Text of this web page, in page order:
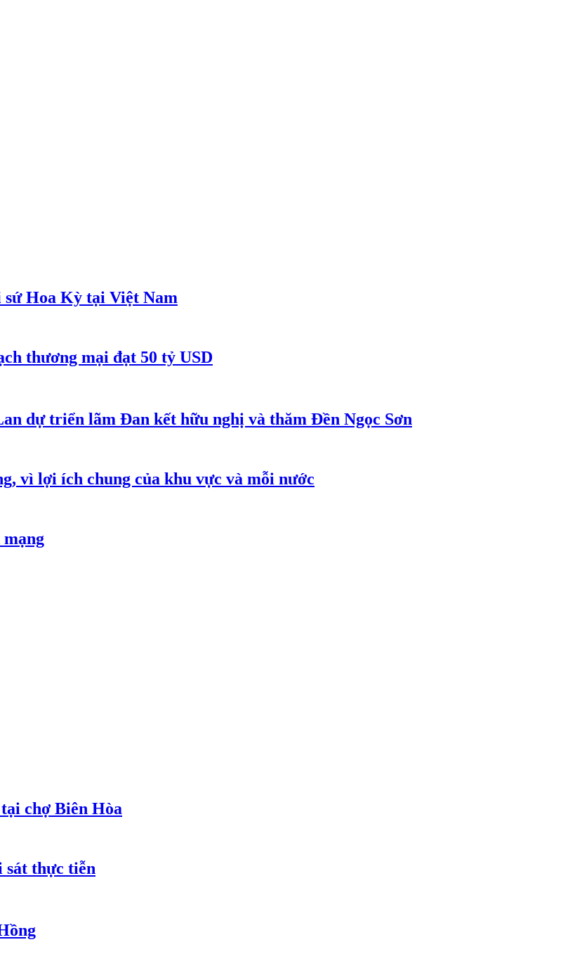
Hoa Kỳ tại Việt Nam
thương mại đạt 50 tỷ USD
dự triển lãm Đan kết hữu nghị và thăm Đền Ngọc Sơn
vì lợi ích chung của khu vực và mỗi nước
mạng
chợ Biên Hòa
sát thực tiễn